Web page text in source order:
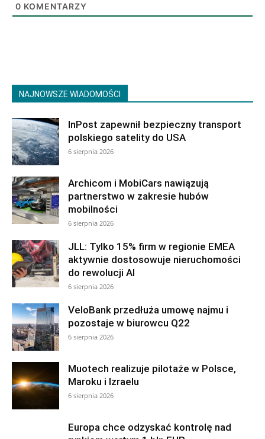
0 KOMENTARZY
NAJNOWSZE WIADOMOŚCI
InPost zapewnił bezpieczny transport
polskiego satelity do USA
6 sierpnia 2026
Archicom i MobiCars nawiązują
partnerstwo w zakresie hubów
mobilności
6 sierpnia 2026
JLL: Tylko 15% firm w regionie EMEA
aktywnie dostosowuje nieruchomości
do rewolucji AI
6 sierpnia 2026
VeloBank przedłuża umowę najmu i
pozostaje w biurowcu Q22
6 sierpnia 2026
Muotech realizuje pilotaże w Polsce,
Maroku i Izraelu
6 sierpnia 2026
Europa chce odzyskać kontrolę nad